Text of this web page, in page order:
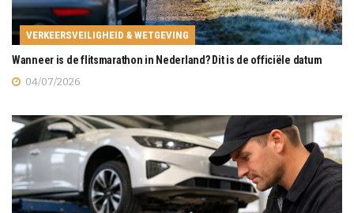
VERKEERSVEILIGHEID & WETGEVING
Wanneer is de flitsmarathon in Nederland? Dit is de officiële datum
04/07/2026